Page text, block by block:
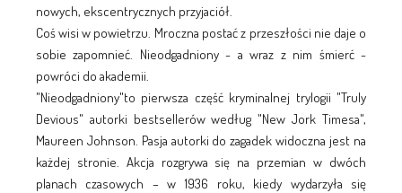
nowych, ekscentrycznych przyjaciół.
Coś wisi w powietrzu. Mroczna postać z przeszłości nie daje o
sobie zapomnieć. Nieodgadniony - a wraz z nim śmierć -
powróci do akademii.
"Nieodgadniony"to pierwsza część kryminalnej trylogii "Truly
Devious" autorki bestsellerów według "New Jork Timesa",
Maureen Johnson. Pasja autorki do zagadek widoczna jest na
każdej stronie. Akcja rozgrywa się na przemian w dwóch
planach czasowych – w 1936 roku, kiedy wydarzyła się